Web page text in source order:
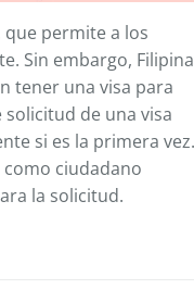
que permite a los
Sin embargo,
tener una visa para
de una visa
si es la primera vez.
ciudadano
la solicitud.